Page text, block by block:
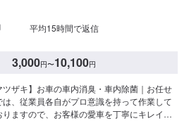
平均15時間で返信
3,000円〜10,100円
ツザキ】お車の車内消臭・車内除菌｜お任せ
、従業員各自がプロ意識を持って作業して
ますので、お客様の愛車を丁寧にキレイに